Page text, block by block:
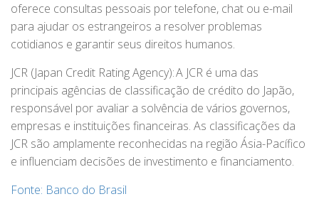
oferece consultas pessoais por telefone, chat ou e-mail
para ajudar os estrangeiros a resolver problemas
cotidianos e garantir seus direitos humanos.
JCR (Japan Credit Rating Agency): A JCR é uma das
principais agências de classificação de crédito do Japão,
responsável por avaliar a solvência de vários governos,
empresas e instituições financeiras. As classificações da
JCR são amplamente reconhecidas na região Ásia-Pacífico
e influenciam decisões de investimento e financiamento.
Fonte: Banco do Brasil